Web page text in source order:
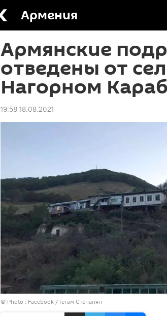
Армения
Армянские
отведены от
Нагорном
19:58 18.08.2021
© Photo : Facebook / Гегам Степанян